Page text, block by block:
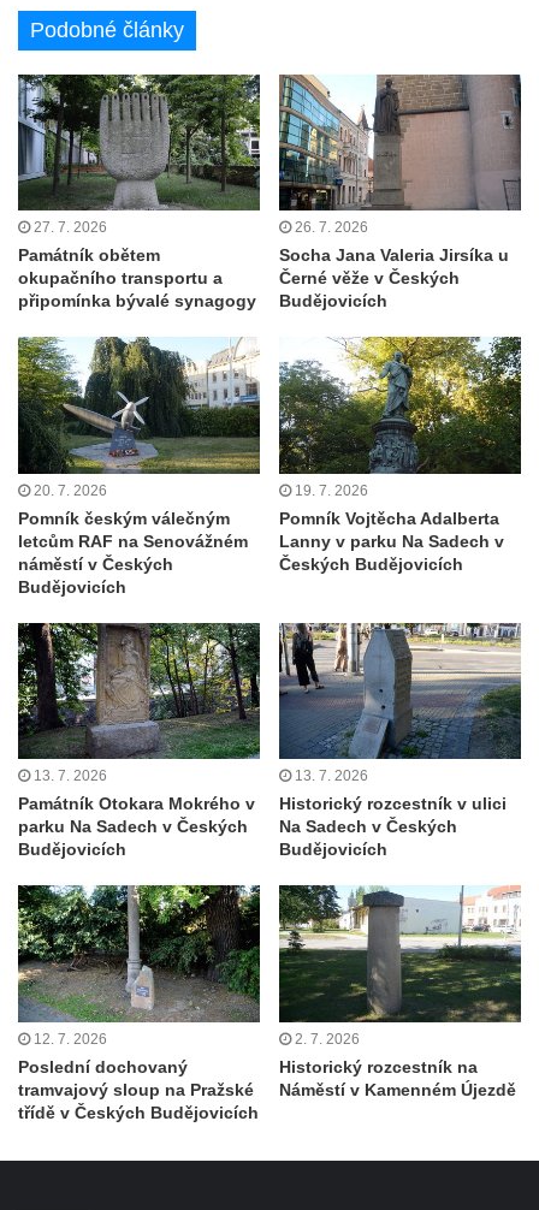
Socha žáby u rybníčku na Náměstí v
Kamenném Újezdě
Pamětní kámen družebních obcí Kamenný
Újezd a Krauchthal v parku na Náměstí v
Kamenném Újezdě
Socha na náměstí J. V. Kamarýta ve
Velešíně
Pomník J. V. Kamarýta v Krumlovské ulici ve
Velešíně
vstupu do poutního místa Římov
Plastika Koule v Gutenbergově ulici v
Liberci
Pamětní deska Vojtěcha Kocmicha na
domě čp. 37 v ulici Betlém v Římově
Pomník na paměť zrušení roboty v Plavu
Socha vodníka v Plavu
Třebušíně
Pamětní deska Johanna Nepomuka
Fischera na domě čp. 5/16 na třídě 9.
května v Rumburku
Pamětní deska Johanna Neumanna
severně od Tokáně
Obrázek svatého Huberta na buku svatého
Obrázek svatého Jakuba na skále u cesty
východně od Srbské Kamenice
Busta Jana Amose Komenského na domě
čp. 37 v Račicích
Socha ležícího koně v Sadech
Československé armády v Teplicích
Socha Medvídě v Tierpark Chemnitz
Podobné články
27. 7. 2026
Památník obětem
okupačního transportu a
připomínka bývalé synagogy
26. 7. 2026
Socha Jana Valeria Jirsíka u
Černé věže v Českých
Budějovicích
20. 7. 2026
Pomník českým válečným
letcům RAF na Senovážném
náměstí v Českých
Budějovicích
19. 7. 2026
Pomník Vojtěcha Adalberta
Lanny v parku Na Sadech v
Českých Budějovicích
13. 7. 2026
Památník Otokara Mokrého v
parku Na Sadech v Českých
Budějovicích
13. 7. 2026
Historický rozcestník v ulici
Na Sadech v Českých
Budějovicích
12. 7. 2026
Poslední dochovaný
tramvajový sloup na Pražské
třídě v Českých Budějovicích
2. 7. 2026
Historický rozcestník na
Náměstí v Kamenném Újezdě